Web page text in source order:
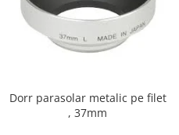
Dorr parasolar metalic pe filet
, 37mm